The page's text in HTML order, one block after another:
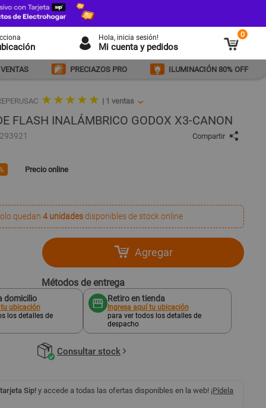
Hola, inicia sesión!
Mi cuenta y pedidos
0
PRECIAZOS PRO ILUMINACIÓN 80% OFF
★ ★ ★ ★ ★ | 1 ventas
FLASH INALÁMBRICO GODOX X3-CANON
Compartir
Precio online
quedan4 unidadesdisponibles de stock online
Agregar
Métodos de entrega
domicilio
ubicación
los detalles de
Retiro en tienda
Ingresa aquí tu ubicación
para ver todos los detalles de
despacho
Consultar stock
Sip! y accede a todas las ofertas disponibles en la web! ¡Pídela